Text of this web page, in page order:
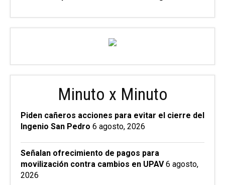
Minuto x Minuto
Piden cañeros acciones para evitar el cierre del
Ingenio San Pedro 6 agosto, 2026
Señalan ofrecimiento de pagos para
movilización contra cambios en UPAV 6 agosto,
2026